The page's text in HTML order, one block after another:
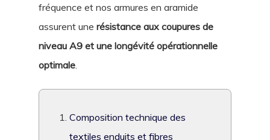
fréquence et nos armures en aramide
assurent une résistance aux coupures de
niveau A9 et une longévité opérationnelle
optimale.
Composition technique des
textiles enduits et fibres